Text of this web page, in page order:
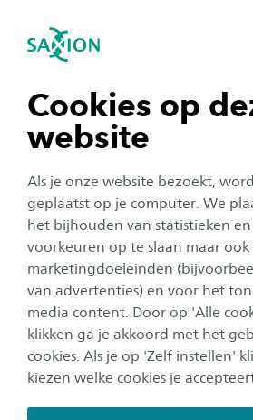
Cookies op
website
Als je onze website bezoekt,
geplaatst op je computer. We
het bijhouden van statistieken
voorkeuren op te slaan maar
marketingdoeleinden
van advertenties) en voor het
media content. Door op 'Alle
klikken ga je akkoord met het
cookies. Als je op 'Zelf instellen'
kiezen welke cookies je
Navigatie openen
tonen
tonen
tonen
tonen
sluiten
Home Studiegids
CIV Civiele
Voltijd
240
Graad
Duur